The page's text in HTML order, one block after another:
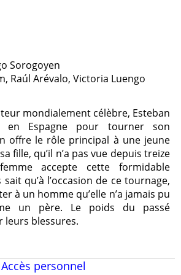
Sorogoyen
Raúl Arévalo, Victoria Luengo
mondialement célèbre, Esteban
en Espagne pour tourner son
offre le rôle principal à une jeune
fille, qu’il n’a pas vue depuis treize
accepte cette formidable
qu’à l’occasion de ce tournage,
à un homme qu’elle n’a jamais pu
un père. Le poids du passé
leurs blessures.
Accès personnel